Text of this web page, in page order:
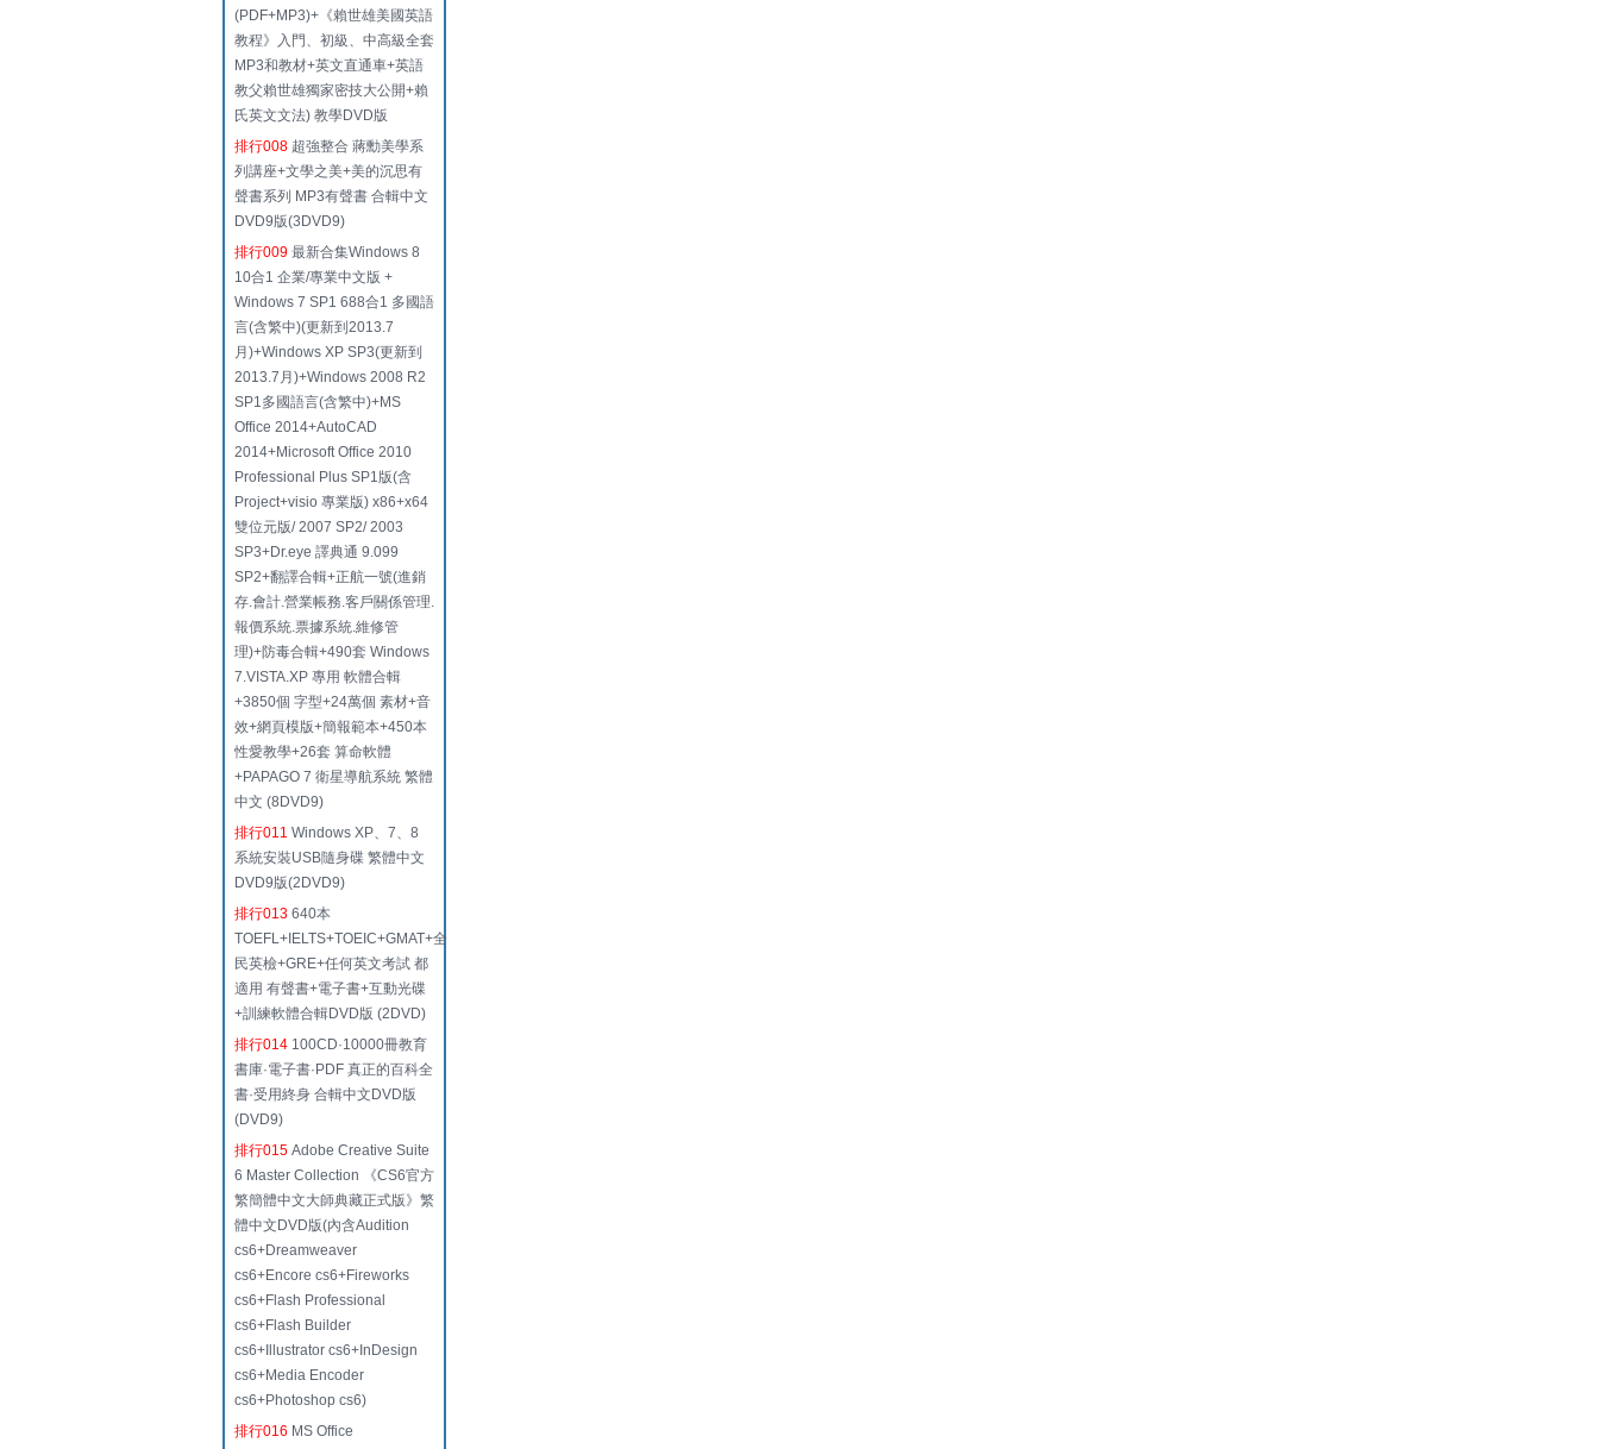
(PDF+MP3)+《賴世雄美國英語
教程》入門、初級、中高級全套
MP3和教材+英文直通車+英語
教父賴世雄獨家密技大公開+賴
氏英文文法) 教學DVD版
排行008 超強整合 蔣勳美學系
列講座+文學之美+美的沉思有
聲書系列 MP3有聲書 合輯中文
DVD9版(3DVD9)
排行009 最新合集Windows 8
10合1 企業/專業中文版 +
Windows 7 SP1 688合1 多國語
言(含繁中)(更新到2013.7
月)+Windows XP SP3(更新到
2013.7月)+Windows 2008 R2
SP1多國語言(含繁中)+MS
Office 2014+AutoCAD
2014+Microsoft Office 2010
Professional Plus SP1版(含
Project+visio 專業版) x86+x64
雙位元版/ 2007 SP2/ 2003
SP3+Dr.eye 譯典通 9.099
SP2+翻譯合輯+正航一號(進銷
存.會計.營業帳務.客戶關係管理.
報價系統.票據系統.維修管
理)+防毒合輯+490套 Windows
7.VISTA.XP 專用 軟體合輯
+3850個 字型+24萬個 素材+音
效+網頁模版+簡報範本+450本
性愛教學+26套 算命軟體
+PAPAGO 7 衛星導航系統 繁體
中文 (8DVD9)
排行011 Windows XP、7、8
系統安裝USB隨身碟 繁體中文
DVD9版(2DVD9)
排行013 640本
TOEFL+IELTS+TOEIC+GMAT+全
民英檢+GRE+任何英文考試 都
適用 有聲書+電子書+互動光碟
+訓練軟體合輯DVD版 (2DVD)
排行014 100CD·10000冊教育
書庫·電子書·PDF 真正的百科全
書·受用終身 合輯中文DVD版
(DVD9)
排行015 Adobe Creative Suite
6 Master Collection 《CS6官方
繁簡體中文大師典藏正式版》繁
體中文DVD版(內含Audition
cs6+Dreamweaver
cs6+Encore cs6+Fireworks
cs6+Flash Professional
cs6+Flash Builder
cs6+Illustrator cs6+InDesign
cs6+Media Encoder
cs6+Photoshop cs6)
排行016 MS Office